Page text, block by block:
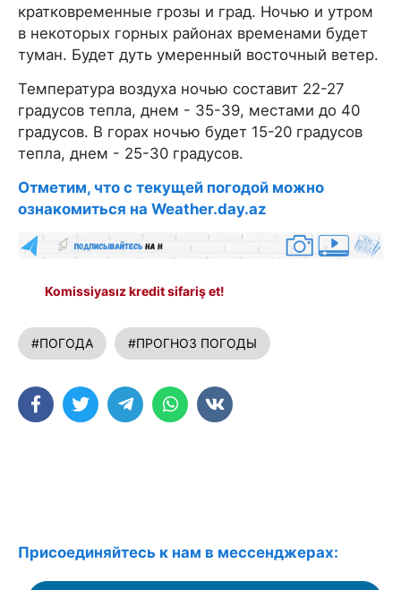
кратковременные грозы и град. Ночью и утром
в некоторых горных районах временами будет
туман. Будет дуть умеренный восточный ветер.
Температура воздуха ночью составит 22-27
градусов тепла, днем - 35-39, местами до 40
градусов. В горах ночью будет 15-20 градусов
тепла, днем - 25-30 градусов.
Отметим, что с текущей погодой можно
ознакомиться на Weather.day.az
Komissiyasız kredit sifariş et!
#ПОГОДА #ПРОГНОЗ ПОГОДЫ
Присоединяйтесь к нам в мессенджерах: